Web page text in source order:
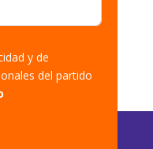
y de
del partido